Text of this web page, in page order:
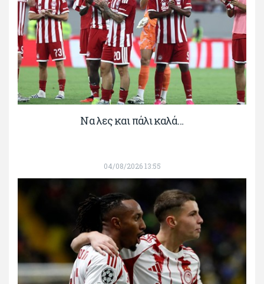
Να λες και πάλι καλά…
04/08/2026 13:55